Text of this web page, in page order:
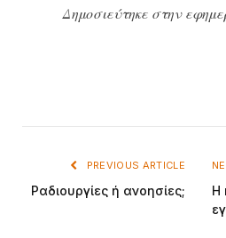
Δημοσιεύτηκε στην
PREVIOUS ARTICLE
Ραδιουργίες ή ανοησίες;
Η